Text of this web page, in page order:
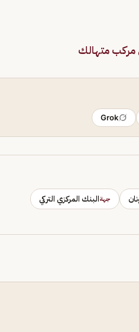
مركب متهالك
Grok
جهةالبنك المركزي التركي